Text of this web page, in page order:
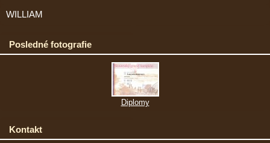
WILLIAM
Posledné fotografie
Diplomy
Kontakt